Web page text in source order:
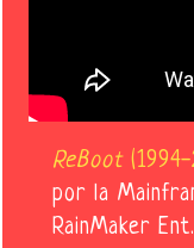
ReBoot
por la
RainMaker